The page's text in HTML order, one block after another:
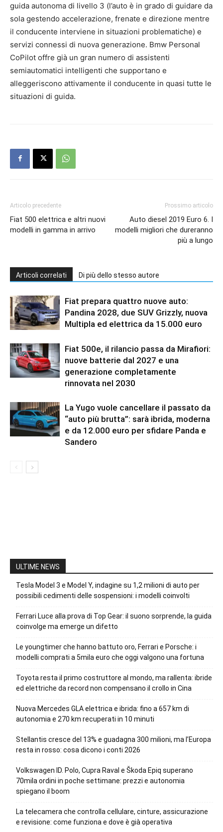
guida autonoma di livello 3 (l’auto è in grado di guidare da
sola gestendo accelerazione, frenate e direzione mentre
il conducente interviene in situazioni problematiche) e
servizi connessi di nuova generazione. Bmw Personal
CoPilot offre già un gran numero di assistenti
semiautomatici intelligenti che supportano e
alleggeriscono attivamente il conducente in quasi tutte le
situazioni di guida.
Articolo precedente
Fiat 500 elettrica e altri nuovi
modelli in gamma in arrivo
Prossimo articolo
Auto diesel 2019 Euro 6. I
modelli migliori che dureranno
più a lungo
Articoli correlati Di più dello stesso autore
Fiat prepara quattro nuove auto:
Pandina 2028, due SUV Grizzly, nuova
Multipla ed elettrica da 15.000 euro
Fiat 500e, il rilancio passa da Mirafiori:
nuove batterie dal 2027 e una
generazione completamente
rinnovata nel 2030
La Yugo vuole cancellare il passato da
“auto più brutta”: sarà ibrida, moderna
e da 12.000 euro per sfidare Panda e
Sandero
ULTIME NEWS
Tesla Model 3 e Model Y, indagine su 1,2 milioni di auto per
possibili cedimenti delle sospensioni: i modelli coinvolti
Ferrari Luce alla prova di Top Gear: il suono sorprende, la guida
coinvolge ma emerge un difetto
Le youngtimer che hanno battuto oro, Ferrari e Porsche: i
modelli comprati a 5mila euro che oggi valgono una fortuna
Toyota resta il primo costruttore al mondo, ma rallenta: ibride
ed elettriche da record non compensano il crollo in Cina
Nuova Mercedes GLA elettrica e ibrida: fino a 657 km di
autonomia e 270 km recuperati in 10 minuti
Stellantis cresce del 13% e guadagna 300 milioni, ma l’Europa
resta in rosso: cosa dicono i conti 2026
Volkswagen ID. Polo, Cupra Raval e Škoda Epiq superano
70mila ordini in poche settimane: prezzi e autonomia
spiegano il boom
La telecamera che controlla cellulare, cinture, assicurazione
e revisione: come funziona e dove è già operativa